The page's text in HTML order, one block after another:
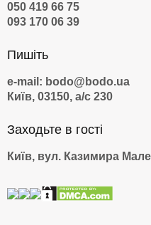
050 419 66 75
093 170 06 39
Пишіть
e-mail: bodo@bodo.ua
Київ, 03150, а/с 230
Заходьте в гості
Київ, вул. Казимира